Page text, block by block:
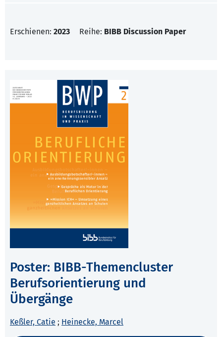
Erschienen: 2023 Reihe: BIBB Discussion Paper
Poster: BIBB-Themencluster
Berufsorientierung und
Übergänge
Keßler, Catie ; Heinecke, Marcel